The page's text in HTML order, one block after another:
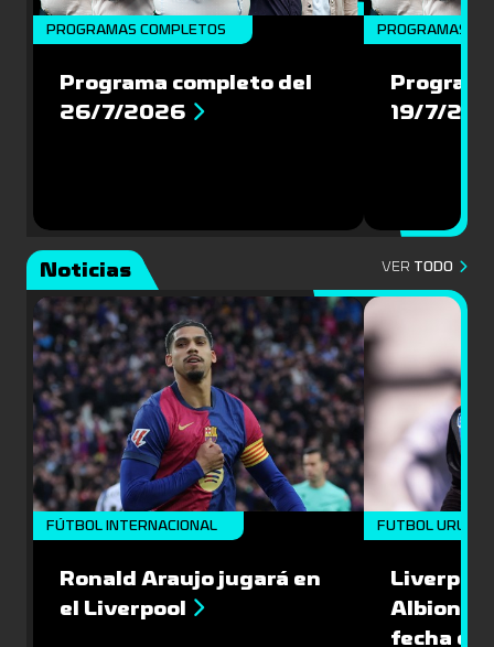
PROGRAMAS COMPLETOS
Programa completo del
26/7/2026
PROGRAMAS
19/7/
Noticias VER TODO
FÚTBOL INTERNACIONAL
Ronald Araujo jugará en
el Liverpool
FUTBOL
Albion
fecha